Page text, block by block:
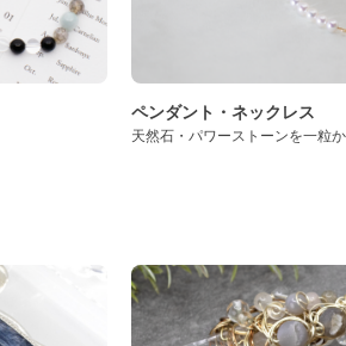
ペンダント・ネックレス
天然石・パワーストーンを一粒